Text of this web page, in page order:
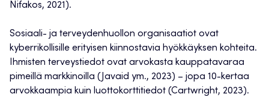
Nifakos, 2021).
Sosiaali- ja terveydenhuollon organisaatiot ovat
kyberrikollisille erityisen kiinnostavia hyökkäyksen kohteita.
Ihmisten terveystiedot ovat arvokasta kauppatavaraa
pimeillä markkinoilla (Javaid ym., 2023) – jopa 10-kertaa
arvokkaampia kuin luottokorttitiedot (Cartwright, 2023).